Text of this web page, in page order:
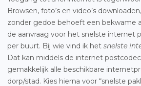
Browsen, foto’s en video’s
zonder gedoe behoeft een bekwame
de aanvraag voor het snelste internet
per buurt. Bij wie vind ik het snelste
Dat kan middels de internet
gemakkelijk alle beschikbare
dorp/stad. Kies hierna voor “snelste